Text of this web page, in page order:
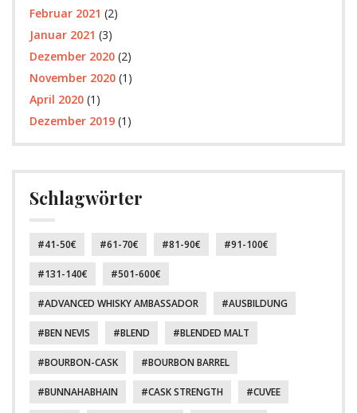
Februar 2021 (2)
Januar 2021 (3)
Dezember 2020(2)
November 2020(1)
April 2020(1)
Dezember 2019(1)
Schlagwörter
41-50€ 61-70€ 81-90€ 91-100€
131-140€ 501-600€
ADVANCED WHISKY AMBASSADOR AUSBILDUNG
BEN NEVIS BLEND BLENDED MALT
BOURBON-CASK BOURBON BARREL
BUNNAHABHAIN CASK STRENGTH CUVEE